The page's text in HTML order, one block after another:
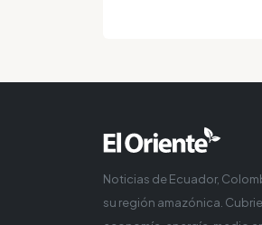
Noticias de Ecuador,
su región amazónica.